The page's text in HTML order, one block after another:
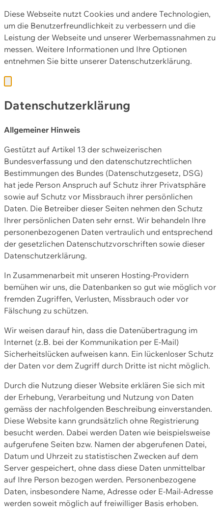
Diese Webseite nutzt Cookies und andere Technologien,
um die Benutzerfreundlichkeit zu verbessern und die
Leistung der Webseite und unserer Werbemassnahmen zu
messen. Weitere Informationen und Ihre Optionen
entnehmen Sie bitte unserer Datenschutzerklärung.
Datenschutzerklärung
Allgemeiner Hinweis
Gestützt auf Artikel 13 der schweizerischen
Bundesverfassung und den datenschutzrechtlichen
Bestimmungen des Bundes (Datenschutzgesetz, DSG)
hat jede Person Anspruch auf Schutz ihrer Privatsphäre
sowie auf Schutz vor Missbrauch ihrer persönlichen
Daten. Die Betreiber dieser Seiten nehmen den Schutz
Ihrer persönlichen Daten sehr ernst. Wir behandeln Ihre
personenbezogenen Daten vertraulich und entsprechend
der gesetzlichen Datenschutzvorschriften sowie dieser
Datenschutzerklärung.
In Zusammenarbeit mit unseren Hosting-Providern
bemühen wir uns, die Datenbanken so gut wie möglich vor
fremden Zugriffen, Verlusten, Missbrauch oder vor
Fälschung zu schützen.
Wir weisen darauf hin, dass die Datenübertragung im
Internet (z.B. bei der Kommunikation per E-Mail)
Sicherheitslücken aufweisen kann. Ein lückenloser Schutz
der Daten vor dem Zugriff durch Dritte ist nicht möglich.
Durch die Nutzung dieser Website erklären Sie sich mit
der Erhebung, Verarbeitung und Nutzung von Daten
gemäss der nachfolgenden Beschreibung einverstanden.
Diese Website kann grundsätzlich ohne Registrierung
besucht werden. Dabei werden Daten wie beispielsweise
aufgerufene Seiten bzw. Namen der abgerufenen Datei,
Datum und Uhrzeit zu statistischen Zwecken auf dem
Server gespeichert, ohne dass diese Daten unmittelbar
auf Ihre Person bezogen werden. Personenbezogene
Daten, insbesondere Name, Adresse oder E-Mail-Adresse
werden soweit möglich auf freiwilliger Basis erhoben.